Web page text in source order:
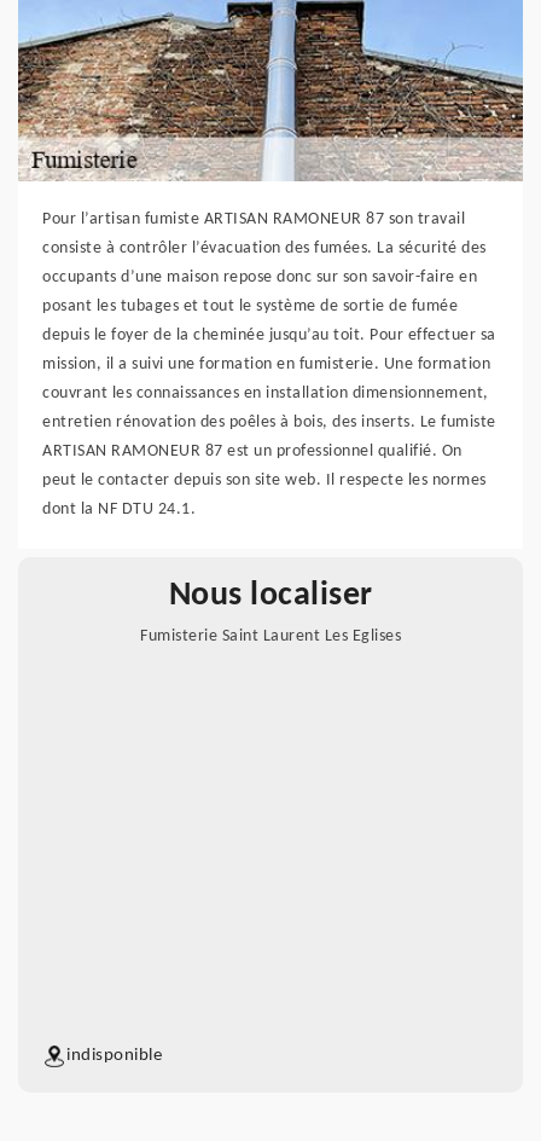
Pour l’artisan fumiste ARTISAN RAMONEUR 87 son travail
consiste à contrôler l’évacuation des fumées. La sécurité des
occupants d’une maison repose donc sur son savoir-faire en
posant les tubages et tout le système de sortie de fumée
depuis le foyer de la cheminée jusqu’au toit. Pour effectuer sa
mission, il a suivi une formation en fumisterie. Une formation
couvrant les connaissances en installation dimensionnement,
entretien rénovation des poêles à bois, des inserts. Le fumiste
ARTISAN RAMONEUR 87 est un professionnel qualifié. On
peut le contacter depuis son site web. Il respecte les normes
dont la NF DTU 24.1.
Nous localiser
Fumisterie Saint Laurent Les Eglises
indisponible